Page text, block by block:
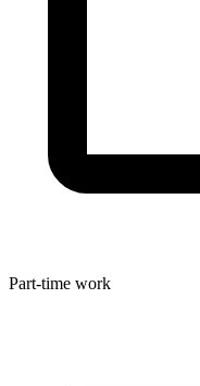
Part-time work